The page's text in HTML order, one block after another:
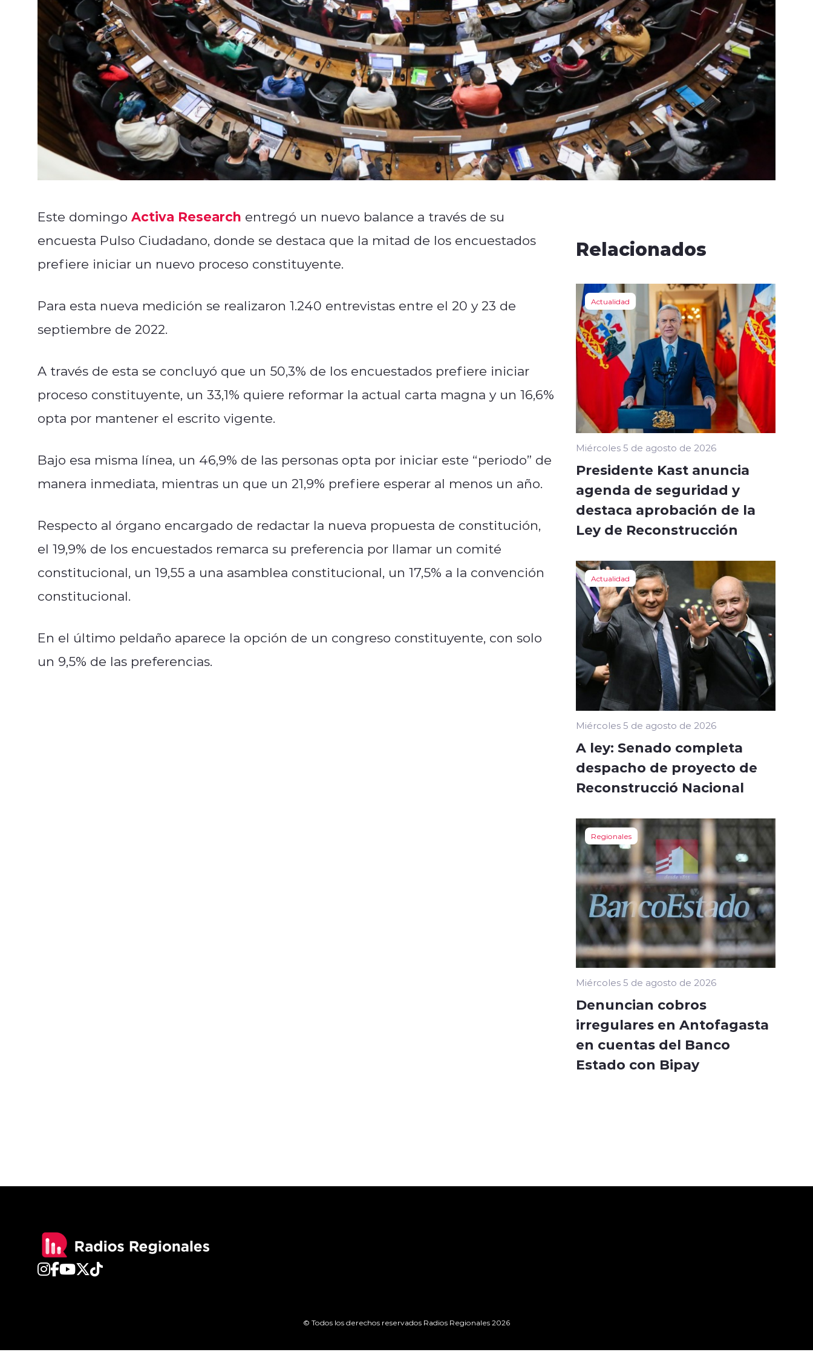
Este domingo Activa Research entregó un nuevo balance a través de su
encuesta Pulso Ciudadano, donde se destaca que la mitad de los encuestados
prefiere iniciar un nuevo proceso constituyente.
Para esta nueva medición se realizaron 1.240 entrevistas entre el 20 y 23 de
septiembre de 2022.
A través de esta se concluyó que un 50,3% de los encuestados prefiere iniciar
proceso constituyente, un 33,1% quiere reformar la actual carta magna y un 16,6%
opta por mantener el escrito vigente.
Bajo esa misma línea, un 46,9% de las personas opta por iniciar este “periodo” de
manera inmediata, mientras un que un 21,9% prefiere esperar al menos un año.
Respecto al órgano encargado de redactar la nueva propuesta de constitución,
el 19,9% de los encuestados remarca su preferencia por llamar un comité
constitucional, un 19,55 a una asamblea constitucional, un 17,5% a la convención
constitucional.
En el último peldaño aparece la opción de un congreso constituyente, con solo
un 9,5% de las preferencias.
Relacionados
Actualidad
Miércoles 5 de agosto de 2026
Presidente Kast anuncia
agenda de seguridad y
destaca aprobación de la
Ley de Reconstrucción
Actualidad
Miércoles 5 de agosto de 2026
A ley: Senado completa
despacho de proyecto de
Reconstrucció Nacional
Regionales
Miércoles 5 de agosto de 2026
Denuncian cobros
irregulares en Antofagasta
en cuentas del Banco
Estado con Bipay
© Todos los derechos reservados Radios Regionales 2026